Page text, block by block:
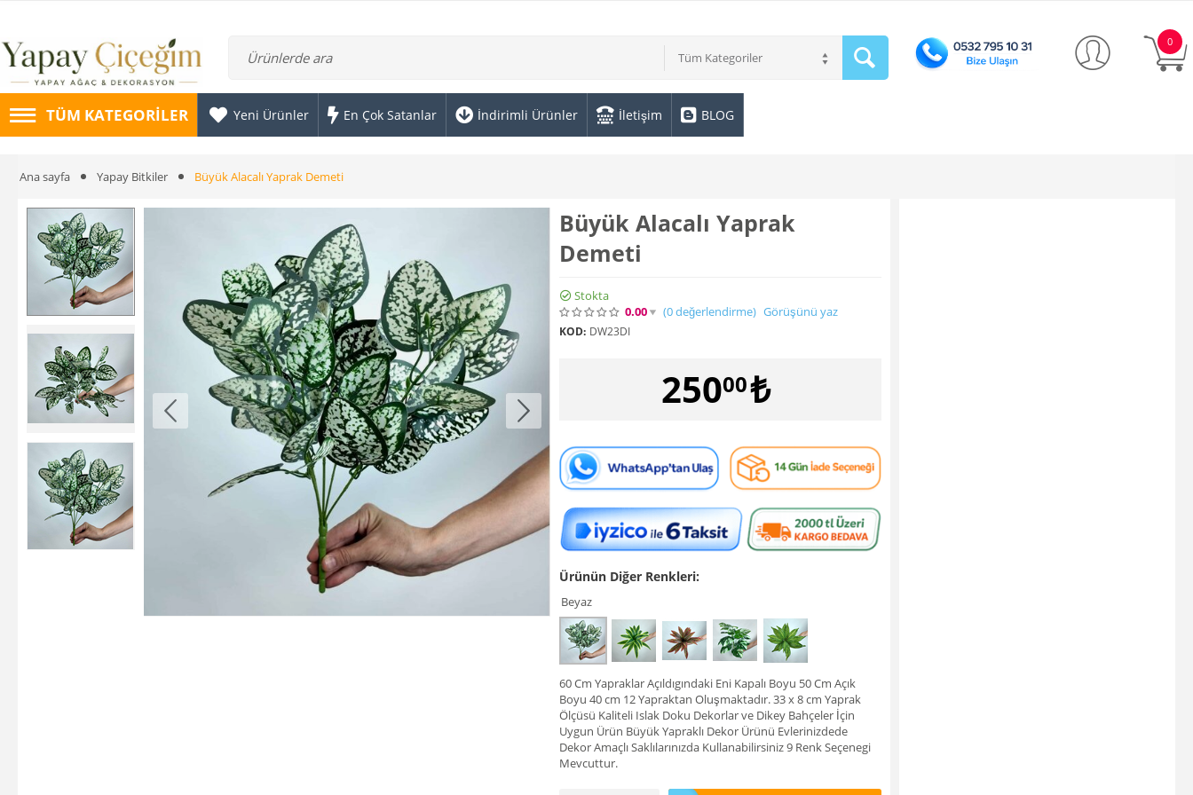
Tüm Kategoriler
0
TÜM KATEGORILER Yeni Ürünler En Çok Satanlar İndirimli Ürünler İletişim BLOG
Ana sayfa Yapay Bitkiler Büyük Alacalı Yaprak Demeti
Büyük Alacalı Yaprak
Demeti
Stokta
0.00
(0değerlendirme) Görüşünü yaz
KOD: DW23DI
25000₺
Ürünün Diğer Renkleri:
Beyaz
60 Cm Yapraklar Açıldıgındaki Eni Kapalı Boyu 50 Cm Açık
Boyu 40 cm 12 Yapraktan Oluşmaktadır. 33 x 8 cm Yaprak
Ölçüsü Kaliteli Islak Doku Dekorlar ve Dikey Bahçeler İçin
Uygun Ürün Büyük Yapraklı Dekor Ürünü Evlerinizdede
Dekor Amaçlı Saklılarınızda Kullanabilirsiniz 9 Renk Seçenegi
Mevcuttur.